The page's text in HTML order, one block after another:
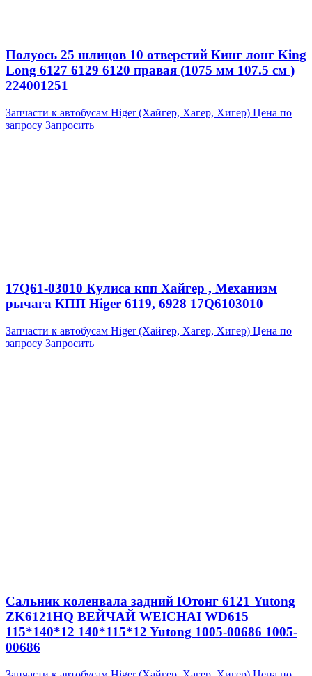
Полуось 25 шлицов 10 отверстий Кинг лонг King
Long 6127 6129 6120 правая (1075 мм 107.5 см )
224001251
Запчасти к автобусам Higer (Хайгер, Хагер, Хигер) Цена по
запросу Запросить
17Q61-03010 Кулиса кпп Хайгер , Механизм
рычага КПП Higer 6119, 6928 17Q6103010
Запчасти к автобусам Higer (Хайгер, Хагер, Хигер) Цена по
запросу Запросить
Сальник коленвала задний Ютонг 6121 Yutong
ZK6121HQ ВЕЙЧАЙ WEICHAI WD615
115*140*12 140*115*12 Yutong 1005-00686 1005-
00686